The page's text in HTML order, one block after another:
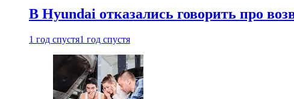
В Hyundai отказались говорить про
1 год спустя1 год спустя